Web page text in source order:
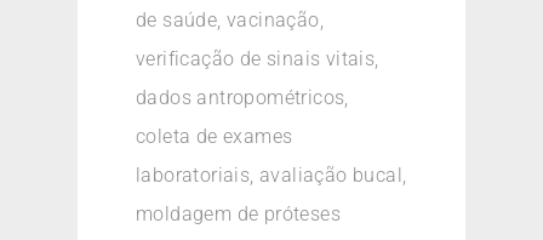
de saúde, vacinação,
verificação de sinais vitais,
dados antropométricos,
coleta de exames
laboratoriais, avaliação bucal,
moldagem de próteses